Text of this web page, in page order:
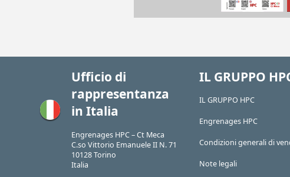
Ufficio di
rappresentanza
in Italia
Engrenages HPC – Ct Meca
C.so Vittorio Emanuele II N. 71
10128 Torino
Italia
IL GRUPPO
IL GRUPPO HPC
Engrenages HPC
Condizioni generali di
Note legali